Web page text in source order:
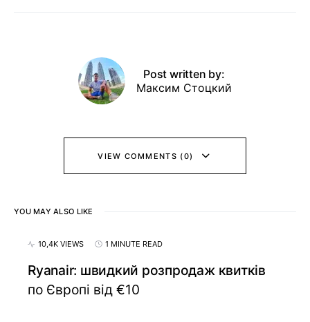
Post written by:
Максим Стоцкий
VIEW COMMENTS (0)
YOU MAY ALSO LIKE
10,4K VIEWS 1 MINUTE READ
Ryanair: швидкий розпродаж квитків
по Європі від €10